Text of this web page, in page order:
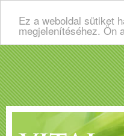
Ez a weboldal sütiket
megjelenítéséhez. Ön